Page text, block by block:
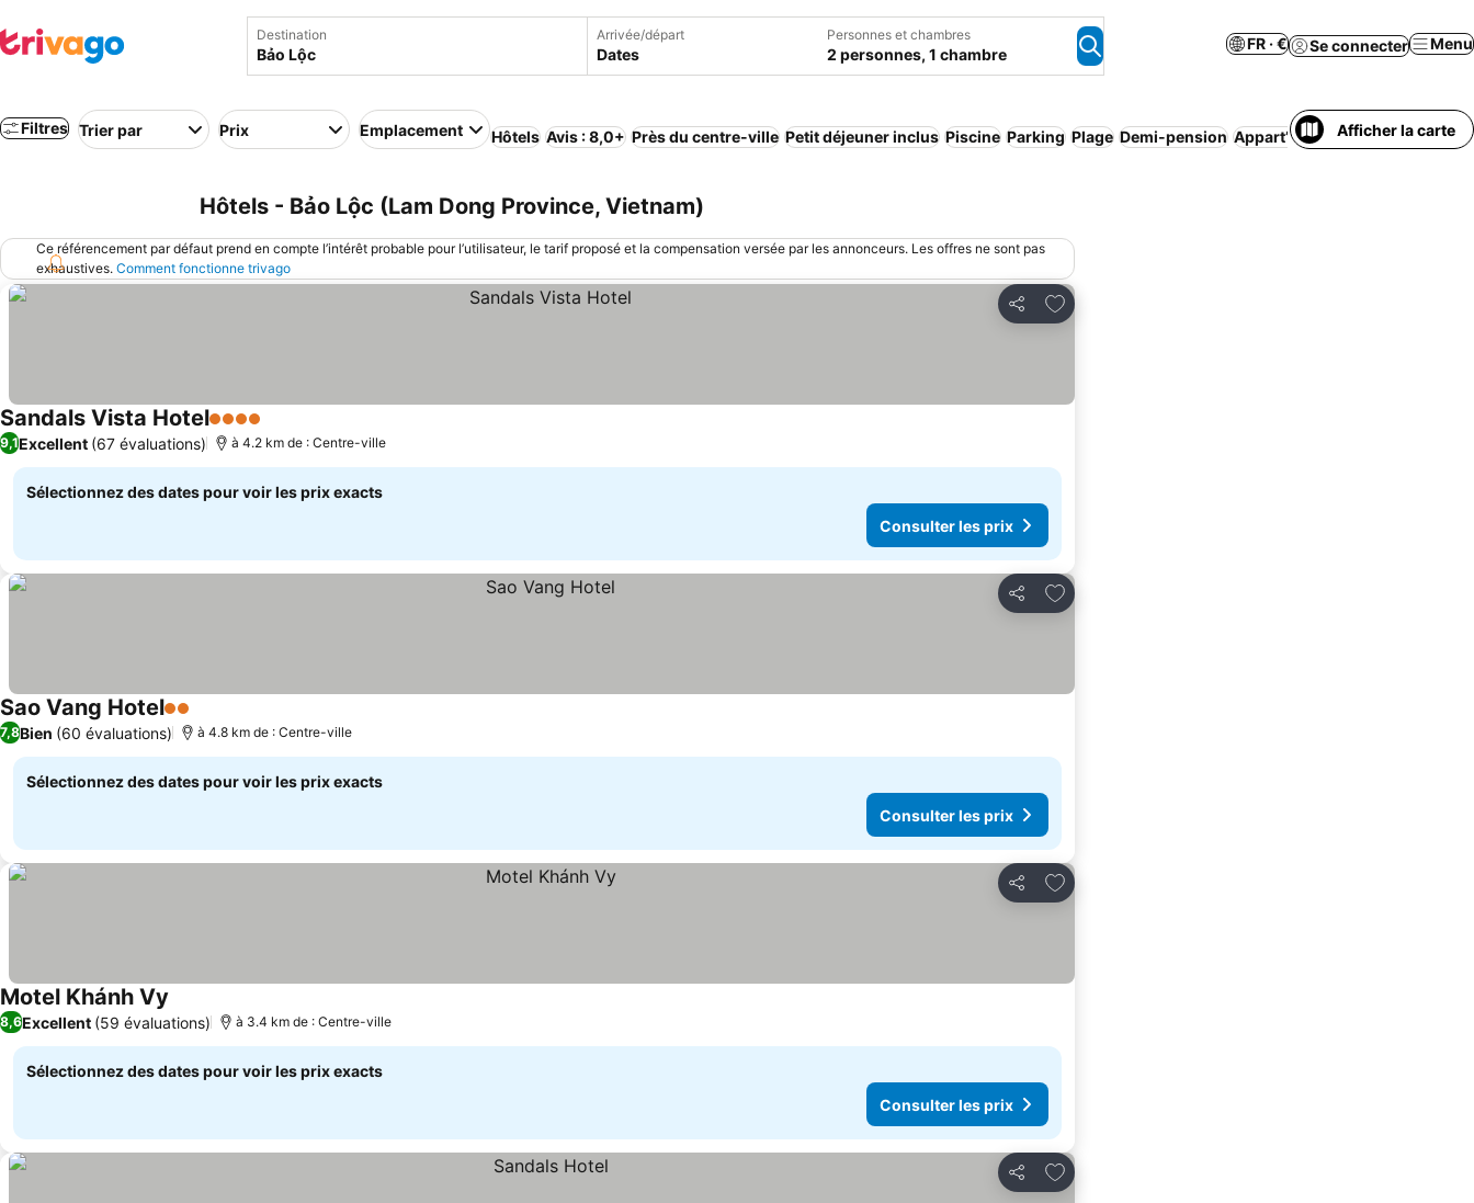
Destination Arrivée/départ
Dates
Personnes et chambres
2 personnes, 1 chambre
FR · € Se connecter Menu
Filtres Trier par Prix Emplacement Hôtels Avis : 8,0+ Près du centre-ville Petit déjeuner inclus Piscine Parking Plage Demi-pension Appart’hôtel Annulation
Afficher la carte
Hôtels - Bảo Lộc (Lam Dong Province, Vietnam)
Ce référencement par défaut prend en compte l’intérêt probable pour l’utilisateur, le tarif proposé et la compensation versée par les annonceurs. Les offres ne sont pas
exhaustives. Comment fonctionne trivago
Partager
Ajouter à mes favoris
Sandals Vista Hotel4 Étoiles
9,1Excellent (67 évaluations) à 4.2 km de : Centre-ville
Sélectionnez des dates pour voir les prix exacts
Consulter les prix
Partager
Ajouter à mes favoris
Sao Vang Hotel2 Étoiles
7,8Bien (60 évaluations) à 4.8 km de : Centre-ville
Sélectionnez des dates pour voir les prix exacts
Consulter les prix
Partager
Ajouter à mes favoris
Motel Khánh Vy
8,6Excellent (59 évaluations) à 3.4 km de : Centre-ville
Sélectionnez des dates pour voir les prix exacts
Consulter les prix
Partager
Ajouter à mes favoris